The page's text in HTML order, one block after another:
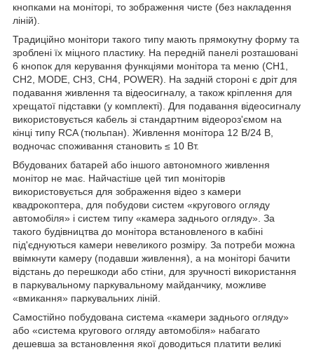
кнопками на моніторі, то зображення чисте (без накладення
ліній).
Традиційно монітори такого типу мають прямокутну форму та
зроблені їх міцного пластику. На передній панелі розташовані
6 кнопок для керування функціями монітора та меню (CH1,
CH2, MODE, CH3, CH4, POWER). На задній стороні є дріт для
подавання живлення та відеосигналу, а також кріплення для
хрещатої підставки (у комплекті). Для подавання відеосигналу
використовується кабель зі стандартним відеороз'ємом на
кінці типу RCA (тюльпан). Живлення монітора 12 В/24 В,
водночас споживання становить ≤ 10 Вт.
Вбудованих батарей або іншого автономного живлення
монітор не має. Найчастіше цей тип моніторів
використовується для зображення відео з камери
квадрокоптера, для побудови систем «кругового огляду
автомобіля» і систем типу «камера заднього огляду». За
такого будівництва до монітора встановленого в кабіні
під'єднуються камери невеликого розміру. За потреби можна
ввімкнути камеру (подавши живлення), а на моніторі бачити
відстань до перешкоди або стіни, для зручності використання
в паркувальному паркувальному майданчику, можливе
«вмикання» паркувальних ліній.
Самостійно побудована система «камери заднього огляду»
або «система кругового огляду автомобіля» набагато
дешевша за встановлення якої доводиться платити великі